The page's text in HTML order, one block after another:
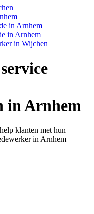
in Arnhem
in Arnhem
in Wijchen
in Arnhem
klanten met hun
in Arnhem